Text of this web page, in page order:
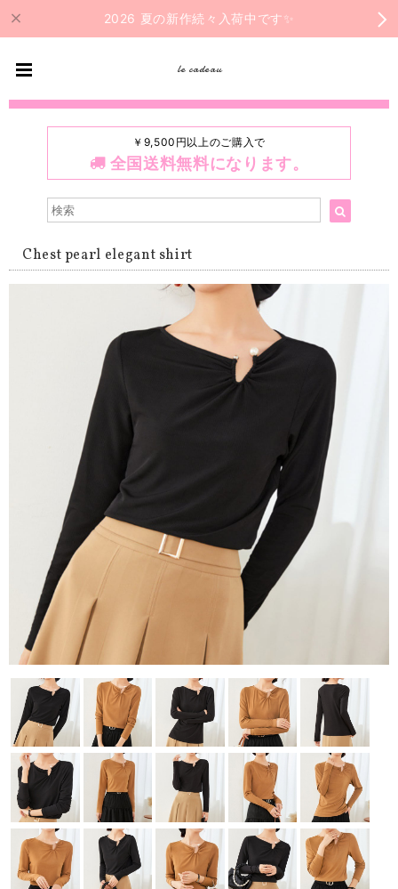
2026 夏の新作続々入荷中です✨
le cadeau
￥9,500円以上のご購入で
全国送料無料になります。
Chest pearl elegant shirt